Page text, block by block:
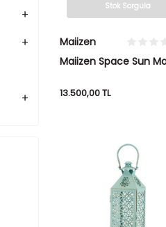
Stok Sorgula
Maiizen
Maiizen Space Sun
13.500,00TL